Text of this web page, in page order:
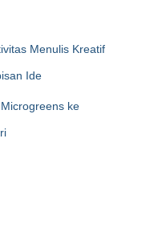
Menulis Kreatif
Ide
ke